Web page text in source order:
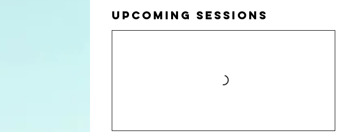
Upcoming Sessions